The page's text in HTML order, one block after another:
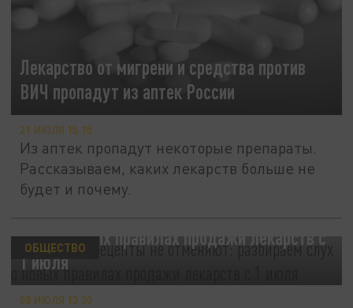
Лекарство от мигрени и средства против
ВИЧ пропадут из аптек России
21 ИЮЛЯ 15:15
Из аптек пропадут некоторые препараты.
Рассказываем, каких лекарств больше не
будет и почему.
слух о новых правилах продажи лекарств с
1 июля
ОБЩЕСТВО
08 ИЮЛЯ 13:30